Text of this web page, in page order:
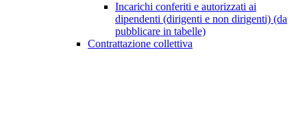
Incarichi conferiti e autorizzati ai
dipendenti (dirigenti e non dirigenti) (da
pubblicare in tabelle)
Contrattazione collettiva